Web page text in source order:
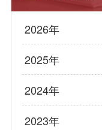
2026年
2025年
2024年
2023年